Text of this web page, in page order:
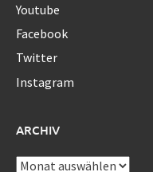
Youtube
Facebook
Twitter
Instagram
ARCHIV
Archiv